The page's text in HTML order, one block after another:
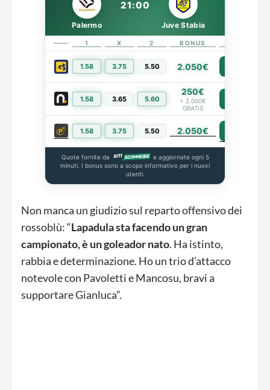
21:00
Palermo Juve Stabia
1 X 2 BONUS
1.58 3.75 5.50 2.050€
1.58 3.65 5.60
250€
+ 2.000€
GRATIS
1.58 3.75 5.50 2.050€
Quote fornite da
e aggiornate ogni 5
minuti. I bonus sono a scopo informativo per i nuovi
utenti.
Non manca un giudizio sul reparto offensivo dei
rossoblù: “Lapadula sta facendo un gran
campionato, è un goleador nato. Ha istinto,
rabbia e determinazione. Ho un trio d’attacco
notevole con Pavoletti e Mancosu, bravi a
supportare Gianluca”.